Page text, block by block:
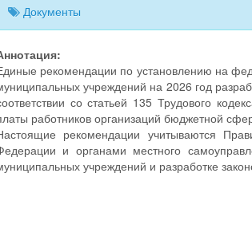
Документы
рекомендации по установлению на
учреждений на 2026 год
со статьей 135 Трудового
работников организаций бюджетной
рекомендации учитываются
и органами местного
учреждений и разработке